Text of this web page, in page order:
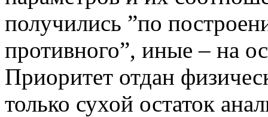
получились ”по
противного”, иные – на
Приоритет отдан
только сухой остаток